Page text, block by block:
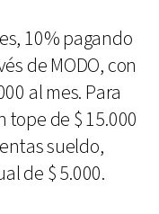
10% pagando
de MODO, con
al mes. Para
de $ 15.000
sueldo,
de $ 5.000.